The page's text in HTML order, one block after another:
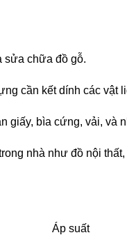
sửa chữa đồ gỗ.
cần kết dính các vật
giấy, bìa cứng, vải, và
nhà như đồ nội
Áp suất